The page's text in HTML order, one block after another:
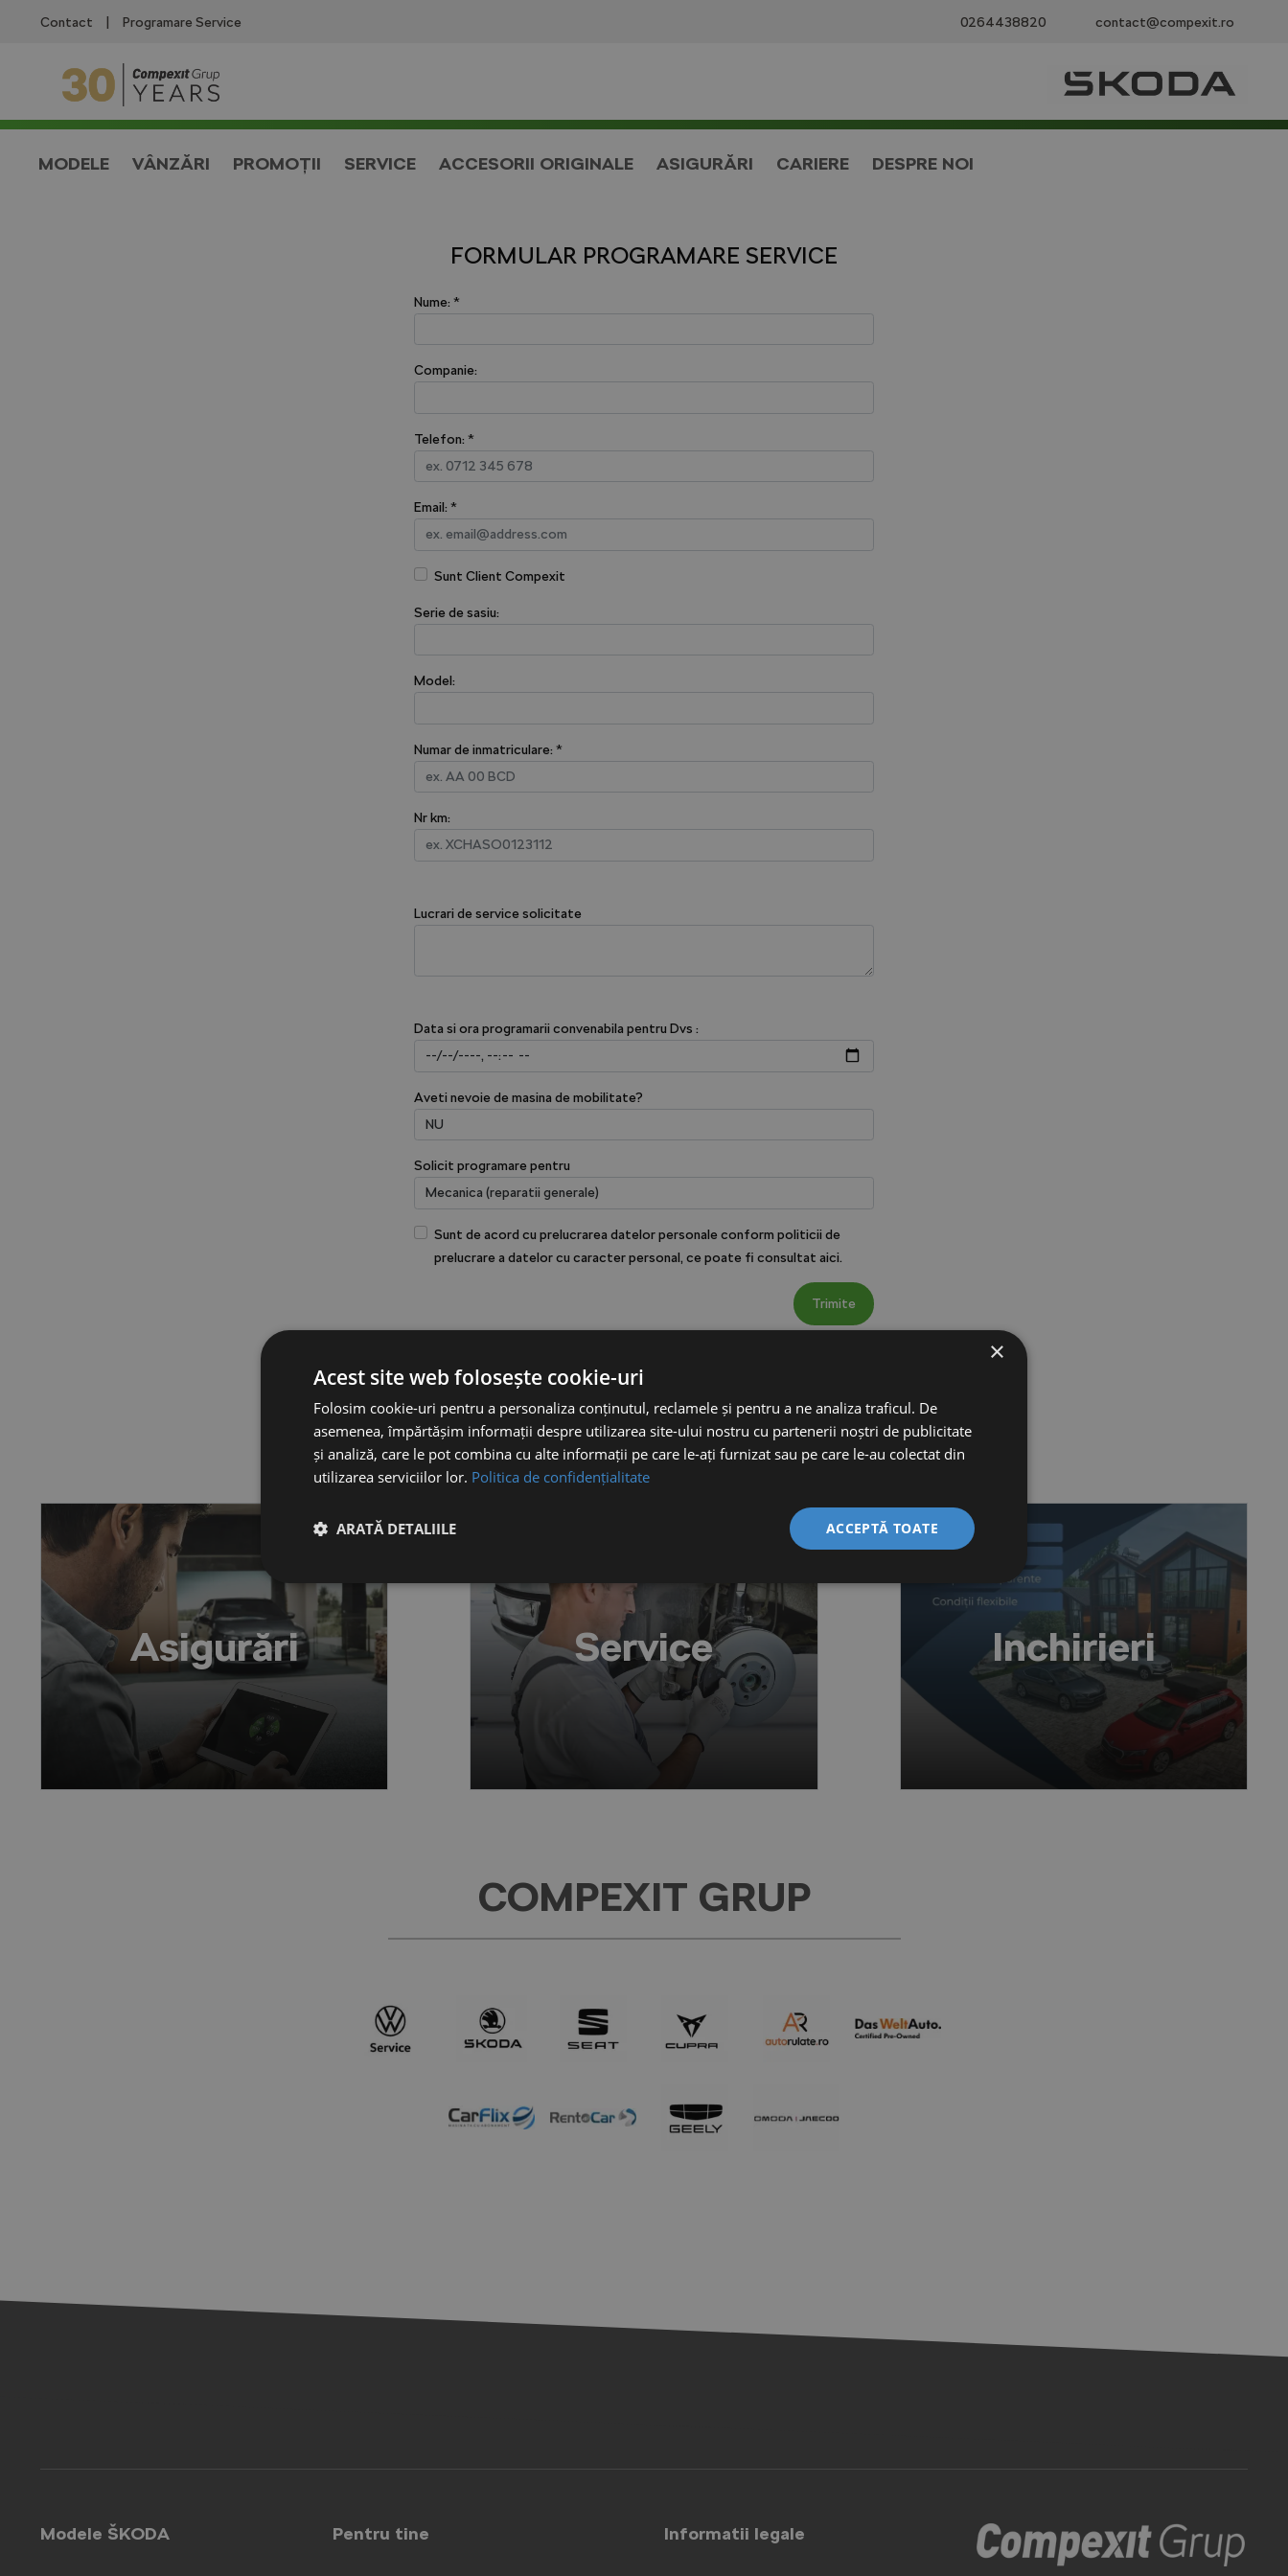
Contact | Programare Service 0264438820 contact@compexit.ro
MODELE VÂNZĂRI PROMOȚII SERVICE ACCESORII ORIGINALE ASIGURĂRI CARIERE DESPRE NOI
FORMULAR PROGRAMARE SERVICE
Nume: *
Companie:
Telefon: *
Email: *
Sunt Client Compexit
Serie de sasiu:
Model:
Numar de inmatriculare: *
Nr km:
Lucrari de service solicitate
Data si ora programarii convenabila pentru Dvs :
Aveti nevoie de masina de mobilitate?
Solicit programare pentru
Sunt de acord cu prelucrarea datelor personale conform politicii de
prelucrare a datelor cu caracter personal, ce poate fi consultat aici.
Trimite
SERVICIILE NOASTRE
Asigurări Service Inchirieri
COMPEXIT GRUP
Modele ŠKODA Pentru tine Informatii legale
×
Acest site web folosește cookie-uri
Folosim cookie-uri pentru a personaliza conținutul, reclamele și pentru a ne analiza traficul. De
asemenea, împărtășim informații despre utilizarea site-ului nostru cu partenerii noștri de publicitate
și analiză, care le pot combina cu alte informații pe care le-ați furnizat sau pe care le-au colectat din
utilizarea serviciilor lor. Politica de confidențialitate
ACCEPTĂ TOATE
ARATĂ DETALIILE